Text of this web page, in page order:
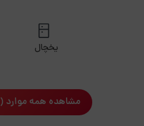
یخچال
مشاهده همه موارد (10 مورد)